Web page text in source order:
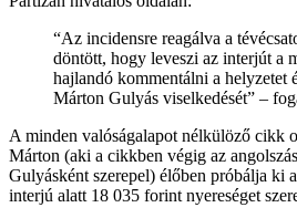
“Az incidensre reagálva a
döntött, hogy leveszi az interjút a
hajlandó kommentálni a helyzetet
Márton Gulyás viselkedését” –
A minden valóságalapot nélkülöző cikk
Márton (aki a cikkben végig az
Gulyásként szerepel) élőben próbálja ki
interjú alatt 18 035 forint nyereséget